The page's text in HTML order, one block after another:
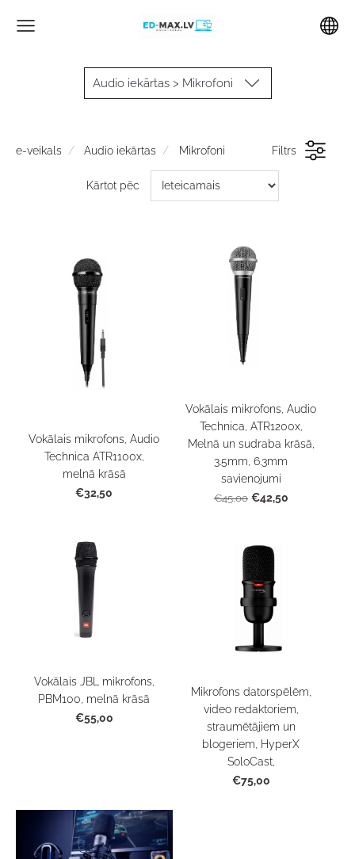
Audio iekārtas > Mikrofoni
e-veikals Audio iekārtas Mikrofoni Filtrs
Kārtot pēc
Vokālais mikrofons, Audio
Technica ATR1100x,
melnā krāsā
€32,50
Vokālais mikrofons, Audio
Technica, ATR1200x,
Melnā un sudraba krāsā,
3.5mm, 6.3mm
savienojumi
€45,00 €42,50
Vokālais JBL mikrofons,
PBM100, melnā krāsā
€55,00
Mikrofons datorspēlēm,
video redaktoriem,
straumētājiem un
blogeriem, HyperX
SoloCast,
€75,00